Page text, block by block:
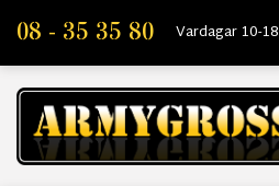
08 - 35 35 80 Vardagar 10-18